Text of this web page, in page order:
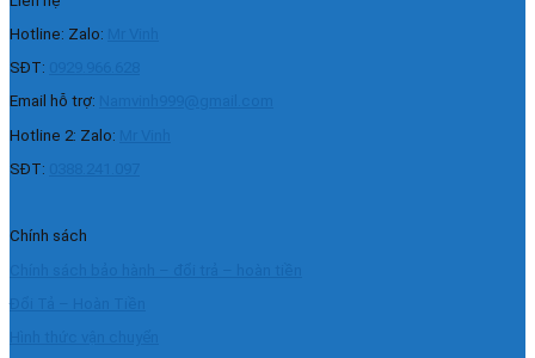
Hotline: Zalo:
SĐT:
Email hỗ trợ:
Hotline 2: Zalo:
SĐT:
Chính sách